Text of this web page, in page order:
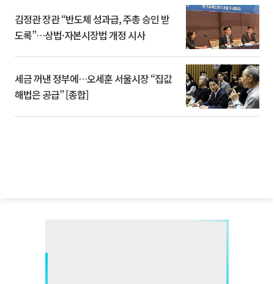
김정관 장관 “반도체 성과급, 주총 승인 받
도록”…상법·자본시장법 개정 시사
세금 꺼낸 정부에…오세훈 서울시장 “집값
해법은 공급” [종합]